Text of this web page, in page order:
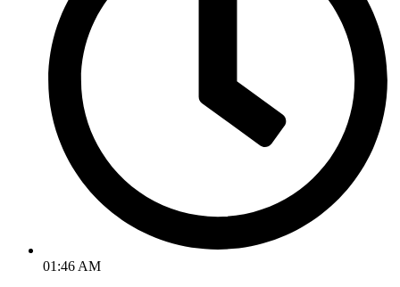
01:46 AM